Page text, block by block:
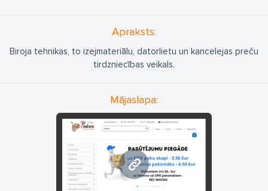
Apraksts:
Biroja tehnikas, to izejmateriālu, datorlietu un kancelejas preču
tirdzniecības veikals.
Mājaslapa:
pindzele.lv